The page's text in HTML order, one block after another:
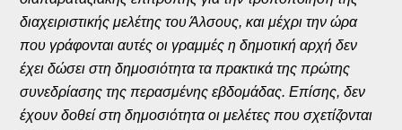
διαχειριστικής μελέτης του Άλσους, και μέχρι την ώρα
που γράφονται αυτές οι γραμμές η δημοτική αρχή δεν
έχει δώσει στη δημοσιότητα τα πρακτικά της πρώτης
συνεδρίασης της περασμένης εβδομάδας. Επίσης, δεν
έχουν δοθεί στη δημοσιότητα οι μελέτες που σχετίζονται